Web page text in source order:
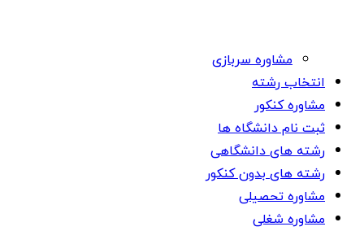
مشاوره سربازی
انتخاب رشته
مشاوره کنکور
ثبت نام دانشگاه ها
رشته های دانشگاهی
رشته های بدون کنکور
مشاوره تحصیلی
مشاوره شغلی